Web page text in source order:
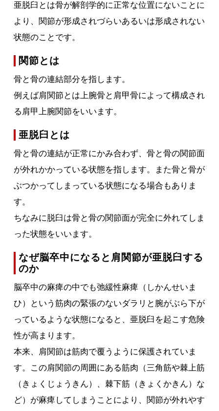
亜脱臼とは骨が解剖学的に正常な位置にないことに
より、関節が形成されづらいあるいは形成されない
状態のことです。
関節とは
骨と骨の連結部分を指します。
例えば肩関節とは上腕骨と肩甲骨によって構成され
る肩甲上腕関節をいいます。
亜脱臼とは
骨と骨の連結が正常にかみ合わず、骨と骨の関節面
が外れかかっている状態を指します。また骨と骨が
ぶつかってしまっている状態になる場合もありま
す。
ちなみに脱臼は骨と骨の関節面が完全に外れてしま
った状態をいいます。
なぜ脳卒中になると肩関節が亜脱臼する
のか
脳卒中の麻痺の中でも弛緩性麻痺（しかんせいま
ひ）という筋肉の緊張のないダラリと腕がぶら下が
っているような状態になると、亜脱臼を起こす危険
性が高まります。
本来、肩関節は筋肉で覆うように保護されていま
す。この肩関節の周囲にある筋肉（三角筋や棘上筋
（きょくじょうきん）、棘下筋（きょくかきん）な
ど）が麻痺してしまうことにより、関節が外れやす